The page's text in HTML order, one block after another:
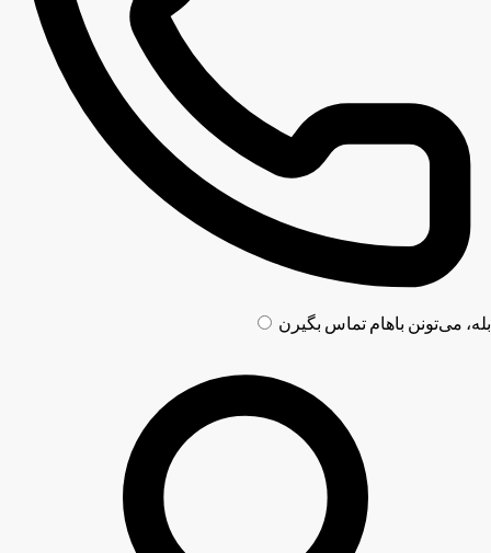
بله، می‌تونن باهام تماس بگیرن